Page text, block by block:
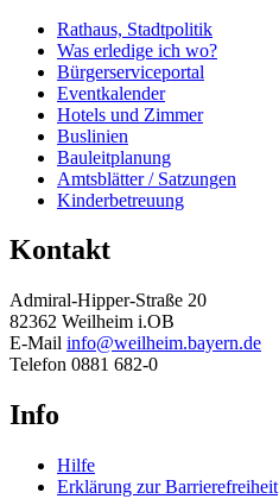
Rathaus, Stadtpolitik
Was erledige ich wo?
Bürgerserviceportal
Eventkalender
Hotels und Zimmer
Buslinien
Bauleitplanung
Amtsblätter / Satzungen
Kinderbetreuung
Kontakt
Admiral-Hipper-Straße 20
82362 Weilheim i.OB
E-Mail info@weilheim.bayern.de
Telefon 0881 682-0
Info
Hilfe
Erklärung zur Barrierefreiheit